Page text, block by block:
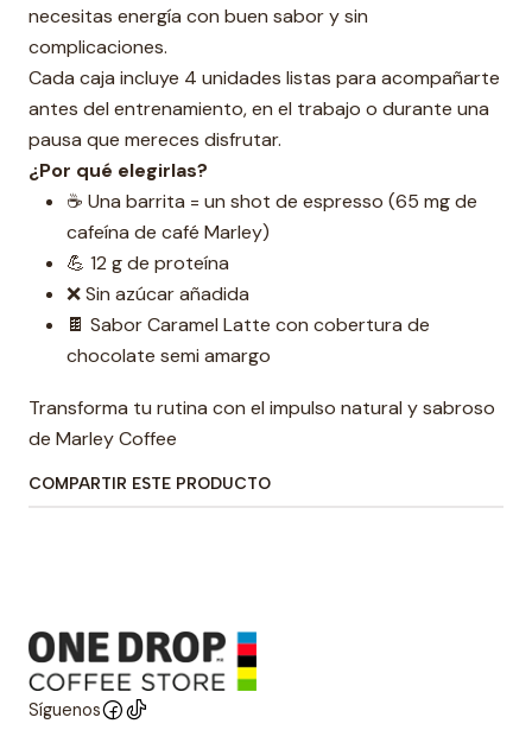
necesitas energía con buen sabor y sin
complicaciones.
Cada caja incluye 4 unidades listas para acompañarte
antes del entrenamiento, en el trabajo o durante una
pausa que mereces disfrutar.
¿Por qué elegirlas?
☕ Una barrita = un shot de espresso (65 mg de
cafeína de café Marley)
💪 12 g de proteína
❌ Sin azúcar añadida
🍫 Sabor Caramel Latte con cobertura de
chocolate semi amargo
Transforma tu rutina con el impulso natural y sabroso
de Marley Coffee
COMPARTIR ESTE PRODUCTO
Síguenos